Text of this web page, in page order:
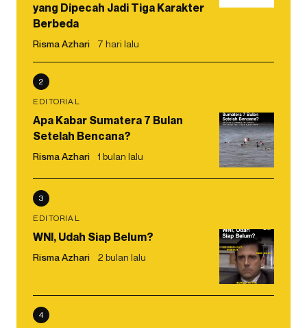
yang Dipecah Jadi Tiga Karakter
Berbeda
Risma Azhari 7 hari lalu
2
EDITORIAL
Apa Kabar Sumatera 7 Bulan
Setelah Bencana?
Risma Azhari 1 bulan lalu
3
EDITORIAL
WNI, Udah Siap Belum?
Risma Azhari 2 bulan lalu
4